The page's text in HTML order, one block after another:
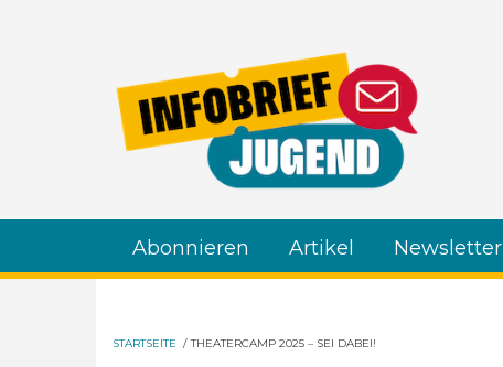
Abonnieren Artikel Newsletter
STARTSEITE / THEATERCAMP 2025 – SEI DABEI!